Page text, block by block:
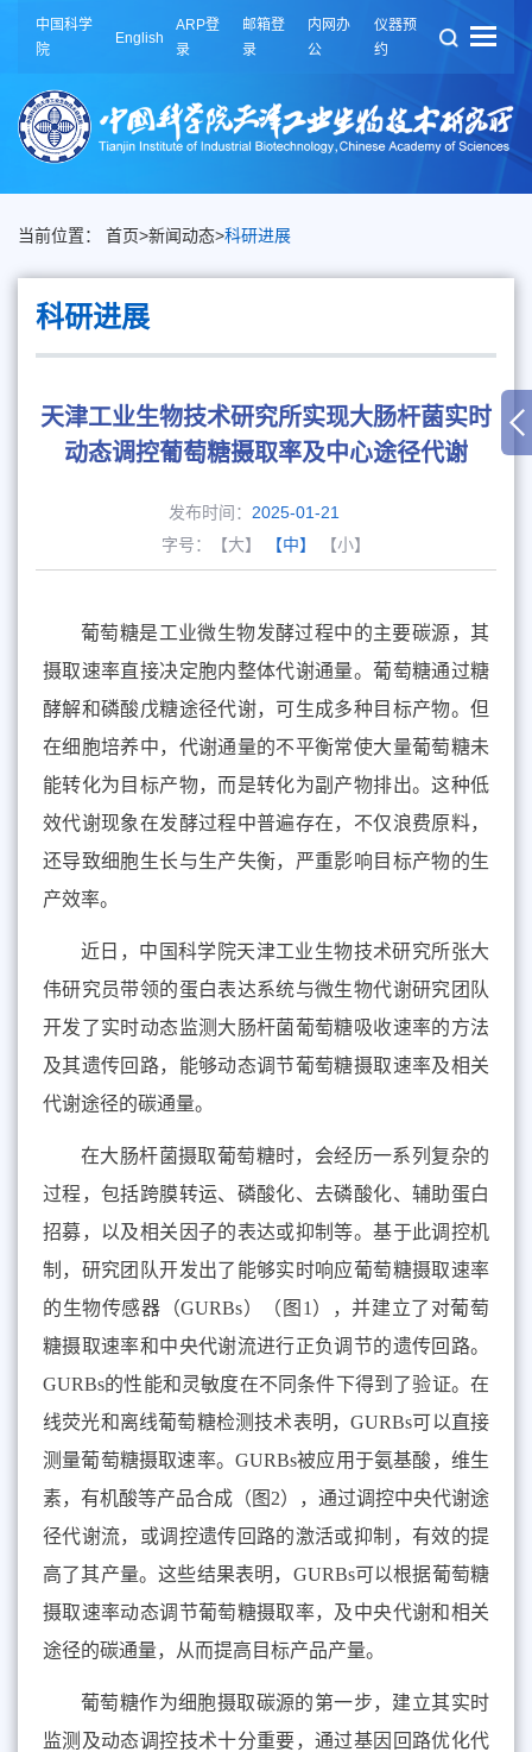
中国科学
院
English
ARP登
录
邮箱登
录
内网办
公
仪器预
约
当前位置： 首页>新闻动态>科研进展
科研进展
天津工业生物技术研究所实现大肠杆菌实时
动态调控葡萄糖摄取率及中心途径代谢
发布时间： 2025-01-21
字号：
【大】 【中】 【小】
葡萄糖是工业微生物发酵过程中的主要碳源，其
摄取速率直接决定胞内整体代谢通量。葡萄糖通过糖
酵解和磷酸戊糖途径代谢，可生成多种目标产物。但
在细胞培养中，代谢通量的不平衡常使大量葡萄糖未
能转化为目标产物，而是转化为副产物排出。这种低
效代谢现象在发酵过程中普遍存在，不仅浪费原料，
还导致细胞生长与生产失衡，严重影响目标产物的生
产效率。
近日，中国科学院天津工业生物技术研究所张大
伟研究员带领的蛋白表达系统与微生物代谢研究团队
开发了实时动态监测大肠杆菌葡萄糖吸收速率的方法
及其遗传回路，能够动态调节葡萄糖摄取速率及相关
代谢途径的碳通量。
在大肠杆菌摄取葡萄糖时，会经历一系列复杂的
过程，包括跨膜转运、磷酸化、去磷酸化、辅助蛋白
招募，以及相关因子的表达或抑制等。基于此调控机
制，研究团队开发出了能够实时响应葡萄糖摄取速率
的生物传感器（GURBs）（图 1 ），并建立了对葡萄
糖摄取速率和中央代谢流进行正负调节的遗传回路。
GURBs的性能和灵敏度在不同条件下得到了验证。在
线荧光和离线葡萄糖检测技术表明，GURBs可以直接
测量葡萄糖摄取速率。 GURBs被应用于氨基酸，维生
素，有机酸等产品合成（图 2），通过调控中央代谢途
径代谢流，或调控遗传回路的激活或抑制，有效的提
高了其产量。这些结果表明， GURBs可以根据葡萄糖
摄取速率动态调节葡萄糖摄取率，及中央代谢和相关
途径的碳通量，从而提高目标产品产量。
葡萄糖作为细胞摄取碳源的第一步，建立其实时
监测及动态调控技术十分重要，通过基因回路优化代